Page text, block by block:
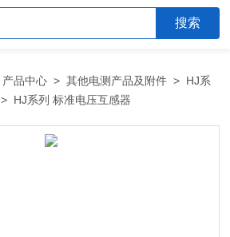
产品中心 >其他电测产品及附件 > HJ系
> HJ系列 标准电压互感器